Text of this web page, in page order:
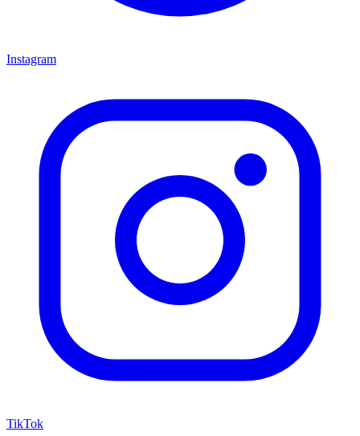
Instagram
TikTok